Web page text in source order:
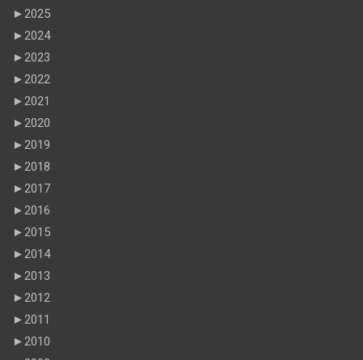
► 2025
► 2024
► 2023
► 2022
► 2021
► 2020
► 2019
► 2018
► 2017
► 2016
► 2015
► 2014
► 2013
► 2012
► 2011
► 2010